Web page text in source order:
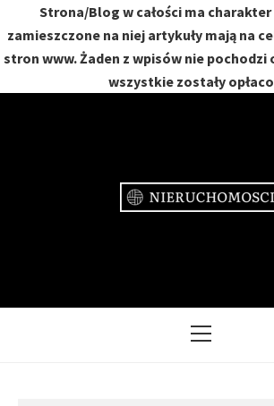
Strona/Blog w całości ma
zamieszczone na niej artykuły mają na
stron www. Żaden z wpisów nie
wszystkie zostały
Menu